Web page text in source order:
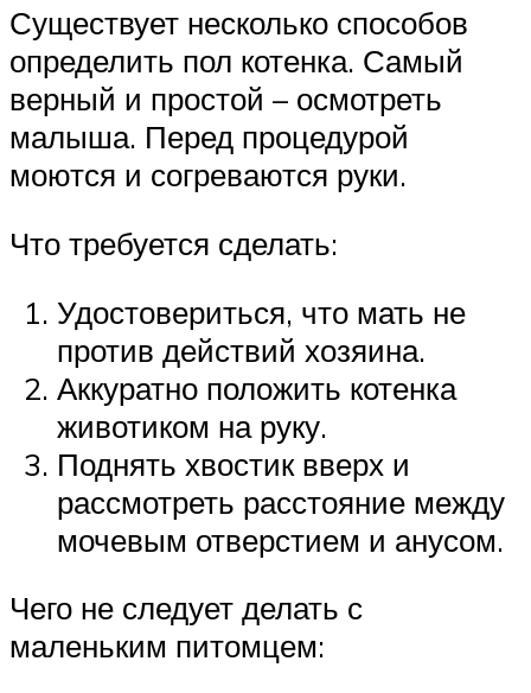
Существует несколько способов
определить пол котенка. Самый
верный и простой – осмотреть
малыша. Перед процедурой
моются и согреваются руки.
Что требуется сделать:
Удостовериться, что мать не
против действий хозяина.
Аккуратно положить котенка
животиком на руку.
Поднять хвостик вверх и
рассмотреть расстояние между
мочевым отверстием и анусом.
Чего не следует делать с
маленьким питомцем: